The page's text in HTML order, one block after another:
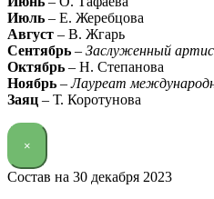
Июль – Е. Жеребцова
Август – В. Жгарь
Сентябрь – Заслуженный
Октябрь – Н. Степанова
Ноябрь –Лауреат
Заяц – Т. Коротунова
×
Состав на 30 декабря 2023